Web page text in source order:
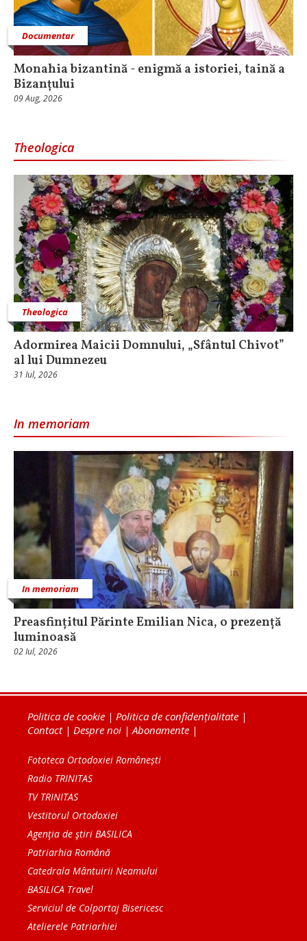
Documentar
Monahia bizantină - enigmă a istoriei, taină a
Bizanțului
09 Aug, 2026
Theologica
Theologica
Adormirea Maicii Domnului, „Sfântul Chivot”
al lui Dumnezeu
31 Iul, 2026
In memoriam
In memoriam
Preasfințitul Părinte Emilian Nica, o prezență
luminoasă
02 Iul, 2026
Politica de cookie | Politica de confidențialitate |
Contact| Despre noi | Abonamente |
Fototeca Ortodoxiei Românești
Radio TRINITAS
TV TRINITAS
Vestitorul Ortodoxiei
Agenţia de ştiri BASILICA
Patriarhia Română
Catedrala Mântuirii Neamului
BASILICA Travel
Serviciul de Colportaj Bisericesc
Atelierele Patriarhiei